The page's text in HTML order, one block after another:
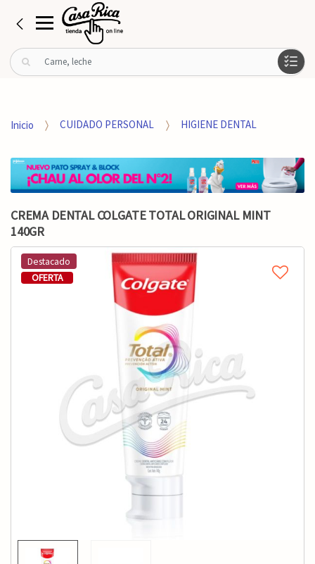
B
u
r
o
:
Inicio CUIDADO PERSONAL HIGIENE DENTAL
CREMA DENTAL COLGATE TOTAL ORIGINAL MINT
140GR
OFERTA
Destacado